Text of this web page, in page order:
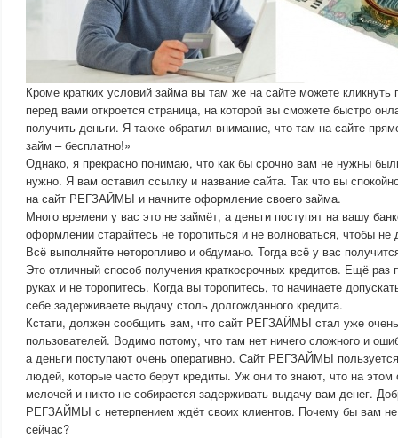
Кроме кратких условий займа вы там же на сайте можете
перед вами откроется страница, на которой вы сможете быстро
получить деньги. Я также обратил внимание, что там на сайте
займ – бесплатно!»
Однако, я прекрасно понимаю, что как бы срочно вам не нужны
нужно. Я вам оставил ссылку и название сайта. Так что вы
на сайт РЕГЗАЙМЫ и начните оформление своего займа.
Много времени у вас это не займёт, а деньги поступят на вашу
оформлении старайтесь не торопиться и не волноваться, чтобы не
Всё выполняйте неторопливо и обдумано. Тогда всё у вас
Это отличный способ получения краткосрочных кредитов. Ещё
руках и не торопитесь. Когда вы торопитесь, то начинаете
себе задерживаете выдачу столь долгожданного кредита.
Кстати, должен сообщить вам, что сайт РЕГЗАЙМЫ стал уже
пользователей. Водимо потому, что там нет ничего сложного и
а деньги поступают очень оперативно. Сайт РЕГЗАЙМЫ
людей, которые часто берут кредиты. Уж они то знают, что на
мелочей и никто не собирается задерживать выдачу вам денег.
РЕГЗАЙМЫ с нетерпением ждёт своих клиентов. Почему бы вам не
сейчас?